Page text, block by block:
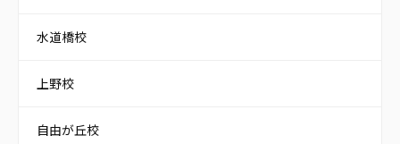
水道橋校
上野校
自由が丘校